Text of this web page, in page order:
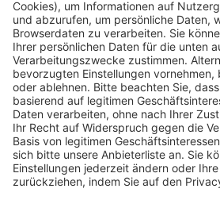
Pässe und Vereinswechsel
Trainerausbildung
Schulungsangebot Vereinsmitarbeiter
BFV-Geschäftsstellen
Trainerbörse
Login SpielPlus
FOLGE DEM BFV